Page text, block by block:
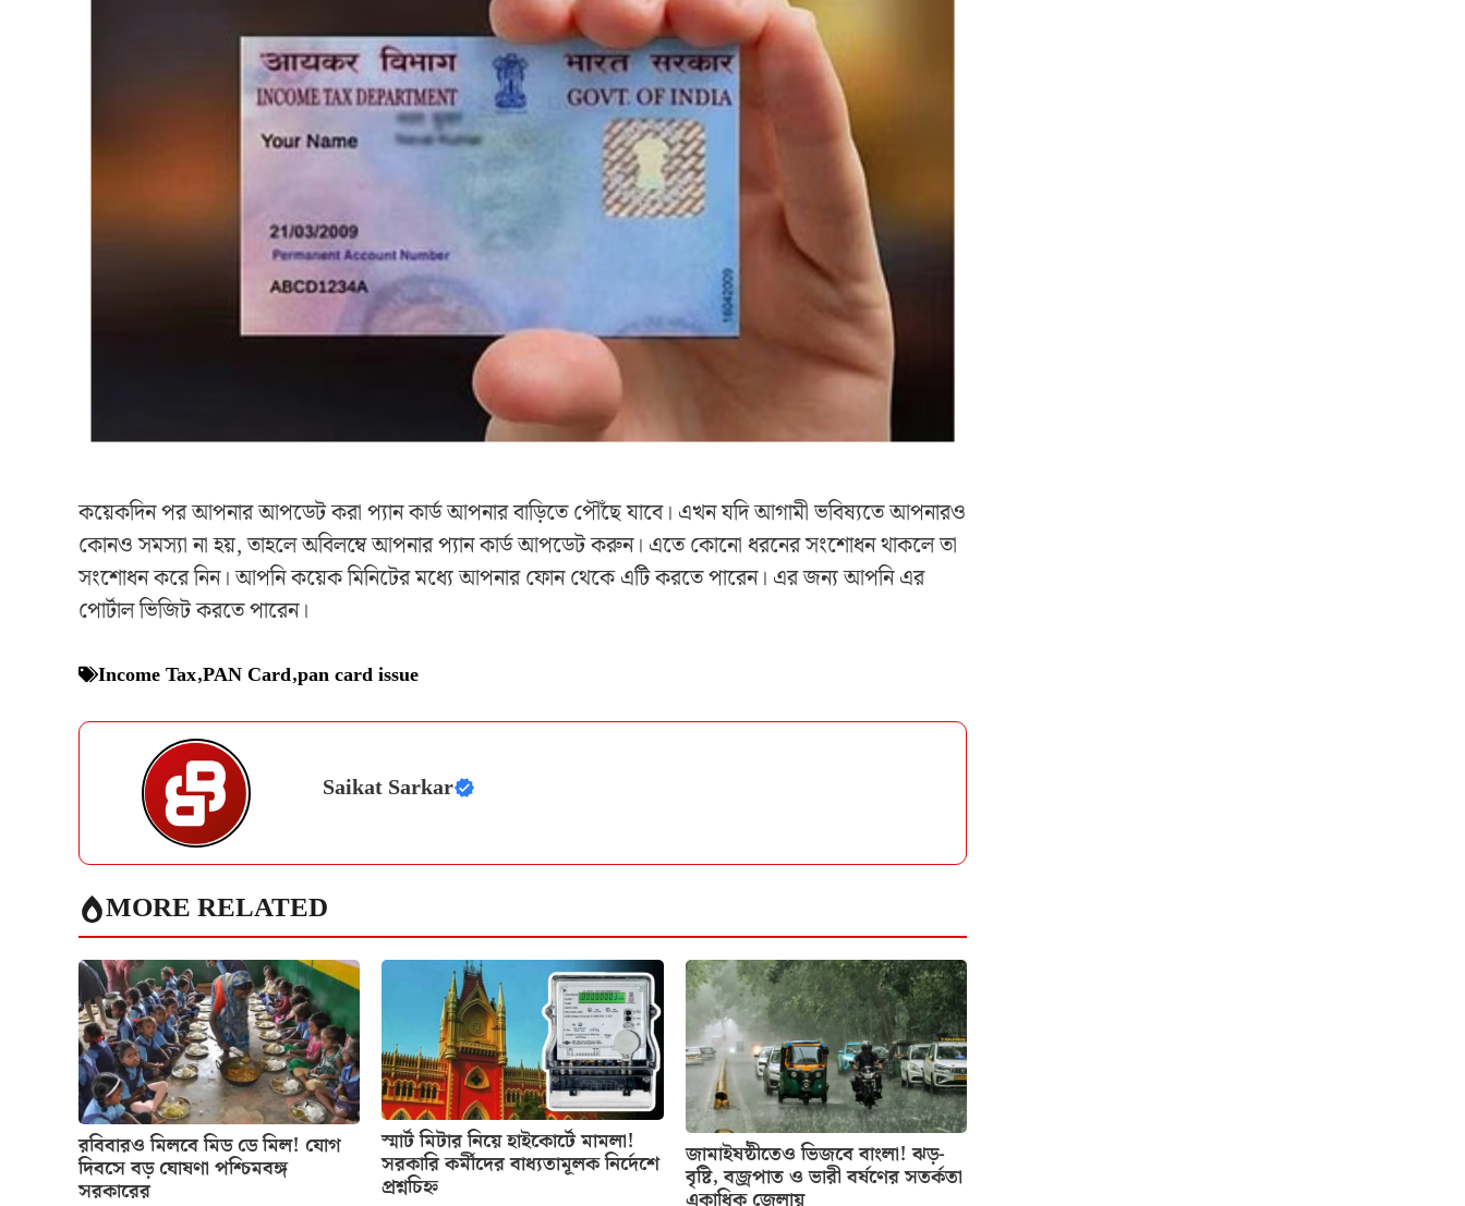
কয়েকদিন পর আপনার আপডেট করা প্যান কার্ড আপনার বাড়িতে পৌঁছে যাবে। এখন যদি আগামী ভবিষ্যতে আপনারও
কোনও সমস্যা না হয়, তাহলে অবিলম্বে আপনার প্যান কার্ড আপডেট করুন। এতে কোনো ধরনের সংশোধন থাকলে তা
সংশোধন করে নিন। আপনি কয়েক মিনিটের মধ্যে আপনার ফোন থেকে এটি করতে পারেন। এর জন্য আপনি এর
পোর্টাল ভিজিট করতে পারেন।
Income Tax,PAN Card,pan card issue
Saikat Sarkar
MORE RELATED
রবিবারও মিলবে মিড ডে মিল! যোগ
দিবসে বড় ঘোষণা পশ্চিমবঙ্গ
সরকারের
স্মার্ট মিটার নিয়ে হাইকোর্টে মামলা!
সরকারি কর্মীদের বাধ্যতামূলক নির্দেশে
প্রশ্নচিহ্ন
জামাইষষ্ঠীতেও ভিজবে বাংলা! ঝড়-
বৃষ্টি, বজ্রপাত ও ভারী বর্ষণের সতর্কতা